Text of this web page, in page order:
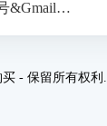
心问题
&Gmail邮
- 保留所有权利.|